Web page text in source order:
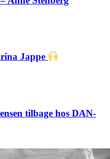
Jappe
tilbage hos DAN-